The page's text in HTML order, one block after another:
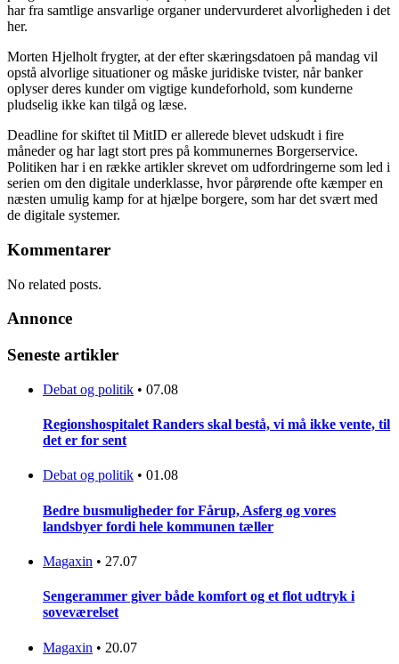
har fra samtlige ansvarlige organer undervurderet alvorligheden i det
her.
Morten Hjelholt frygter, at der efter skæringsdatoen på mandag vil
opstå alvorlige situationer og måske juridiske tvister, når banker
oplyser deres kunder om vigtige kundeforhold, som kunderne
pludselig ikke kan tilgå og læse.
Deadline for skiftet til MitID er allerede blevet udskudt i fire
måneder og har lagt stort pres på kommunernes Borgerservice.
Politiken har i en række artikler skrevet om udfordringerne som led i
serien om den digitale underklasse, hvor pårørende ofte kæmper en
næsten umulig kamp for at hjælpe borgere, som har det svært med
de digitale systemer.
Kommentarer
No related posts.
Annonce
Seneste artikler
Debat og politik • 07.08
Regionshospitalet Randers skal bestå, vi må ikke vente, til
det er for sent
Debat og politik • 01.08
Bedre busmuligheder for Fårup, Asferg og vores
landsbyer fordi hele kommunen tæller
Magaxin • 27.07
Sengerammer giver både komfort og et flot udtryk i
soveværelset
Magaxin • 20.07